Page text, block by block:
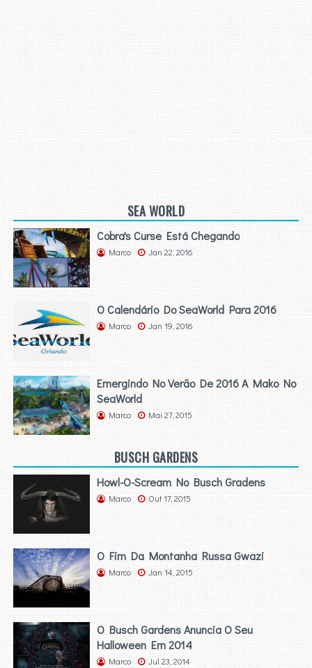
SEA WORLD
Cobra's Curse Está Chegando
Marco Jan 22, 2016
O Calendário Do SeaWorld Para 2016
Marco Jan 19, 2016
Emergindo No Verão De 2016 A Mako No
SeaWorld
Marco Mai 27, 2015
BUSCH GARDENS
Howl-O-Scream No Busch Gradens
Marco Out 17, 2015
O Fim Da Montanha Russa Gwazi
Marco Jan 14, 2015
O Busch Gardens Anuncia O Seu
Halloween Em 2014
Marco Jul 23, 2014